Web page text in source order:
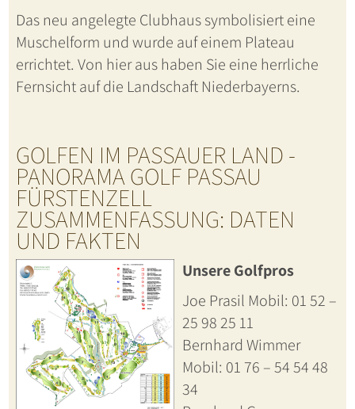
Das neu angelegte Clubhaus symbolisiert eine
Muschelform und wurde auf einem Plateau
errichtet. Von hier aus haben Sie eine herrliche
Fernsicht auf die Landschaft Niederbayerns.
GOLFEN IM PASSAUER LAND -
PANORAMA GOLF PASSAU
FÜRSTENZELL
ZUSAMMENFASSUNG: DATEN
UND FAKTEN
Unsere Golfpros
Joe Prasil Mobil: 01 52 –
25 98 25 11
Bernhard Wimmer
Mobil: 01 76 – 54 54 48
34